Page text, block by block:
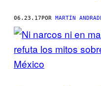
06.23.17POR MARTÍN